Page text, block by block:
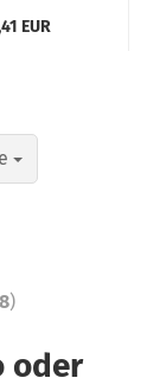
EUR
)
oder